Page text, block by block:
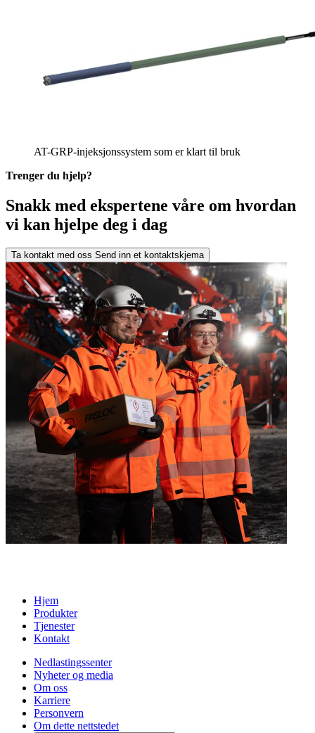
AT-GRP-injeksjonssystem som er klart til bruk
Trenger du hjelp?
Snakk med ekspertene våre om hvordan
vi kan hjelpe deg i dag
Ta kontakt med oss Send inn et kontaktskjema
Hjem
Produkter
Tjenester
Kontakt
Nedlastingssenter
Nyheter og media
Om oss
Karriere
Personvern
Om dette nettstedet